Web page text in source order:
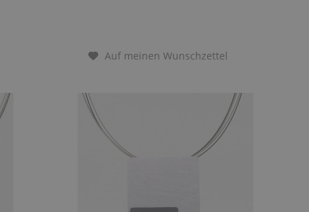
Auf meinen Wunschzettel